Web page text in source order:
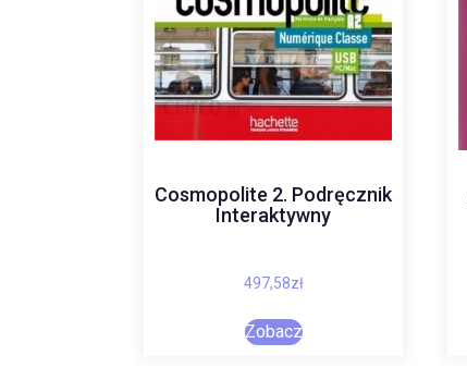
Cosmopolite 2. Podręcznik
Interaktywny
497,58zł
Zobacz